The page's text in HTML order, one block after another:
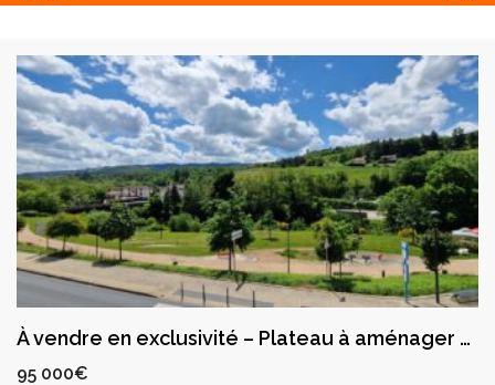
À vendre en exclusivité – Plateau à aménager avec terrasse – Boën-sur-Lignon
95 000€